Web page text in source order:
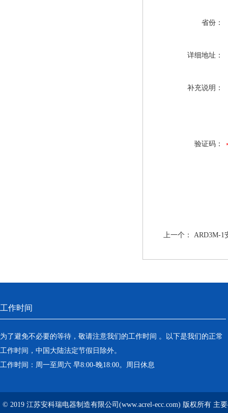
省份：
详细地址：
补充说明：
验证码：
上一个： ARD3M-1
工作时间
为了避免不必要的等待，敬请注意我们的工作时间 。以下是我们的正常
工作时间，中国大陆法定节假日除外。
工作时间：周一至周六 早8:00-晚18:00。周日休息
© 2019 江苏安科瑞电器制造有限公司(www.acrel-ecc.com) 版权所有 主